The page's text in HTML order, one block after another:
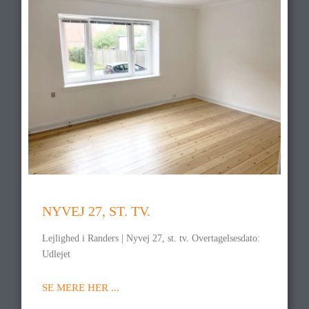
NYVEJ 27, ST. TV.
Lejlighed i Randers | Nyvej 27, st. tv. Overtagelsesdato:
Udlejet
SE MERE HER ...